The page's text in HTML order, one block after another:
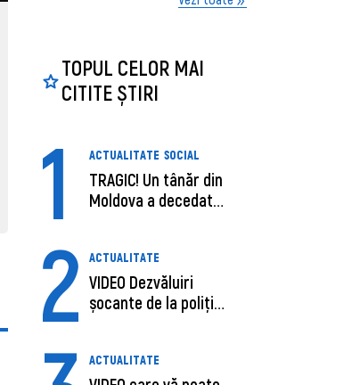
Moldova, de aproape opt ori
sub media UE la costul
muncii pe ora
TOPUL CELOR MAI
CITITE ȘTIRI
1 ACTUALITATE SOCIAL
TRAGIC! Un tânăr din
Moldova a decedat
2 ACTUALITATE
VIDEO Dezvăluiri
șocante de la poliție,
ACTUALITATE